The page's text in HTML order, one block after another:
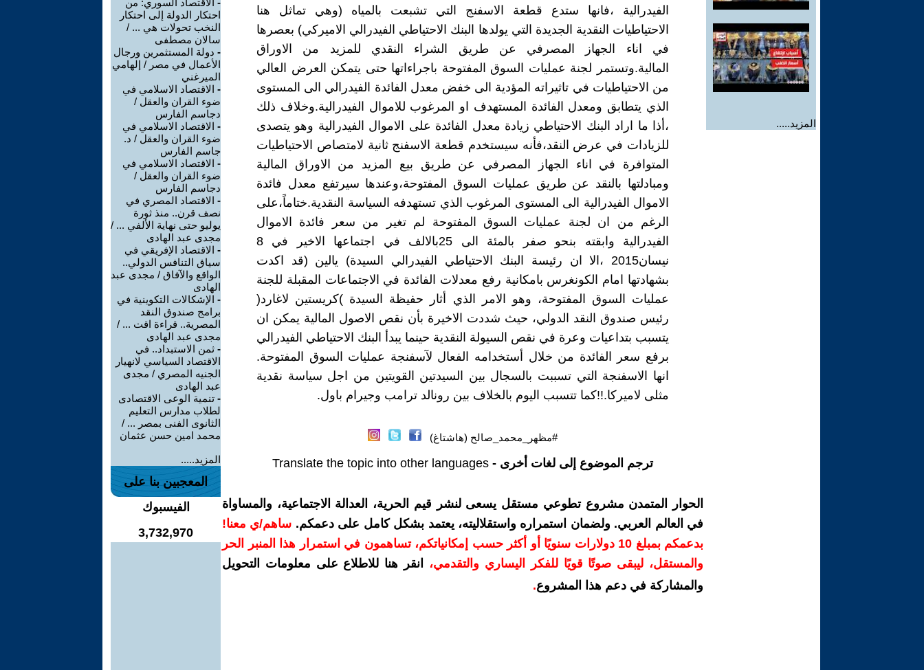
المزيد.....
الفيدرالية ،فانها ستدع قطعة الاسفنج التي تشبعت بالمياه (وهي تماثل هنا
الاحتياطيات النقدية الجديدة التي يولدها البنك الاحتياطي الفيدرالي الاميركي) بعصرها
في اناء الجهاز المصرفي عن طريق الشراء النقدي للمزيد من الاوراق
المالية.وتستمر لجنة عمليات السوق المفتوحة باجراءاتها حتى يتمكن العرض العالي
من الاحتياطيات في تاثيراته المؤدية الى خفض معدل الفائدة الفيدرالي الى المستوى
الذي يتطابق ومعدل الفائدة المستهدف او المرغوب للاموال الفيدرالية.وخلاف ذلك
،أذا ما اراد البنك الاحتياطي زيادة معدل الفائدة على الاموال الفيدرالية وهو يتصدى
للزيادات في عرض النقد،فأنه سيستخدم قطعة الاسفنج ثانية لامتصاص الاحتياطيات
المتوافرة في اناء الجهاز المصرفي عن طريق بيع المزيد من الاوراق المالية
ومبادلتها بالنقد عن طريق عمليات السوق المفتوحة،وعندها سيرتفع معدل فائدة
الاموال الفيدرالية الى المستوى المرغوب الذي تستهدفه السياسة النقدية.ختاماً،على
الرغم من ان لجنة عمليات السوق المفتوحة لم تغير من سعر فائدة الاموال
الفيدرالية وابقته بنحو صفر بالمئة الى 25بالالف في اجتماعها الاخير في 8
نيسان2015 ،الا ان رئيسة البنك الاحتياطي الفيدرالي السيدة) يالين (قد اكدت
بشهادتها امام الكونغرس بامكانية رفع معدلات الفائدة في الاجتماعات المقبلة للجنة
عمليات السوق المفتوحة، وهو الامر الذي أثار حفيظة السيدة )كريستين لاغارد(
رئيس صندوق النقد الدولي، حيث شددت الاخيرة بأن نقص الاصول المالية يمكن ان
يتسبب بتداعيات وعرة في نقص السيولة النقدية حينما يبدأ البنك الاحتياطي الفيدرالي
برفع سعر الفائدة من خلال أستخدامه الفعال لآسفنجة عمليات السوق المفتوحة.
انها الاسفنجة التي تسببت بالسجال بين السيدتين القويتين من اجل سياسة نقدية
مثلى لاميركا.!!كما تتسبب اليوم بالخلاف بين رونالد ترامب وجيرام باول.
#مظهر_محمد_صالح (هاشتاغ)
ترجم الموضوع إلى لغات أخرى - Translate the topic into other languages
الحوار المتمدن مشروع تطوعي مستقل يسعى لنشر قيم الحرية، العدالة الاجتماعية، والمساواة
في العالم العربي. ولضمان استمراره واستقلاليته، يعتمد بشكل كامل على دعمكم. ساهم/ي معنا!
بدعمكم بمبلغ 10 دولارات سنويًا أو أكثر حسب إمكانياتكم، تساهمون في استمرار هذا المنبر الحر
والمستقل، ليبقى صوتًا قويًا للفكر اليساري والتقدمي،
انقر هنا للاطلاع على معلومات التحويل
والمشاركة في دعم هذا المشروع.
- الاقتصاد السوري: من
احتكار الدولة إلى احتكار
النخب تحولات هي ... /
سالان مصطفى
- دولة المستثمرين ورجال
الأعمال في مصر / إلهامي
الميرغني
- الاقتصاد الاسلامي في
ضوء القران والعقل /
دجاسم الفارس
- الاقتصاد الاسلامي في
ضوء القران والعقل / د.
جاسم الفارس
- الاقتصاد الاسلامي في
ضوء القران والعقل /
دجاسم الفارس
- الاقتصاد المصري في
نصف قرن.. منذ ثورة
يوليو حتى نهاية الألفي ... /
مجدى عبد الهادى
- الاقتصاد الإفريقي في
سياق التنافس الدولي..
الواقع والآفاق / مجدى عبد
الهادى
- الإشكالات التكوينية في
برامج صندوق النقد
المصرية.. قراءة اقت ... /
مجدى عبد الهادى
- ثمن الاستبداد.. في
الاقتصاد السياسي لانهيار
الجنيه المصري / مجدى
عبد الهادى
- تنمية الوعى الاقتصادى
لطلاب مدارس التعليم
الثانوى الفنى بمصر ... /
محمد امين حسن عثمان
المزيد.....
المعجبين بنا على
الفيسبوك
3,732,970